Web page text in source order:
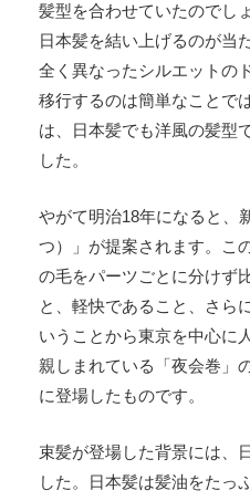
髪型を合わせていたのでし
日本髪を結い上げるのが当
全く異なったシルエットの
移行するのは簡単なことで
は、日本髪でも洋風の髪型
した。
やがて明治18年になると、
つ）」が提案されます。こ
の毛をパーツごとに分けず
と、軽快であること、さら
いうことから東京を中心に
親しまれている「夜会巻」
に登場したものです。
束髪が登場した背景には、
した。日本髪は髪油をたっ